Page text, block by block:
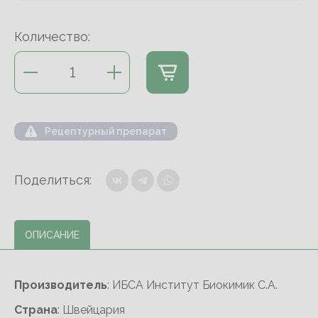
Количество:
Рецептурный препарат
Поделиться:
ОПИСАНИЕ
Производитель: ИБСА Институт Биокимик С.А.
Cтрана: Швейцария